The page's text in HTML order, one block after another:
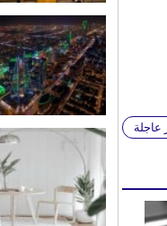
عاجلة